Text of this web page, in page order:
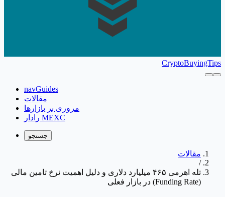
CryptoBuyingTips
navGuides
مقالات
مروری بر بازارها
رادار MEXC
جستجو
مقالات
/
تله اهرمی ۴۶۵ میلیارد دلاری و دلیل اهمیت نرخ تامین مالی
(Funding Rate) در بازار فعلی